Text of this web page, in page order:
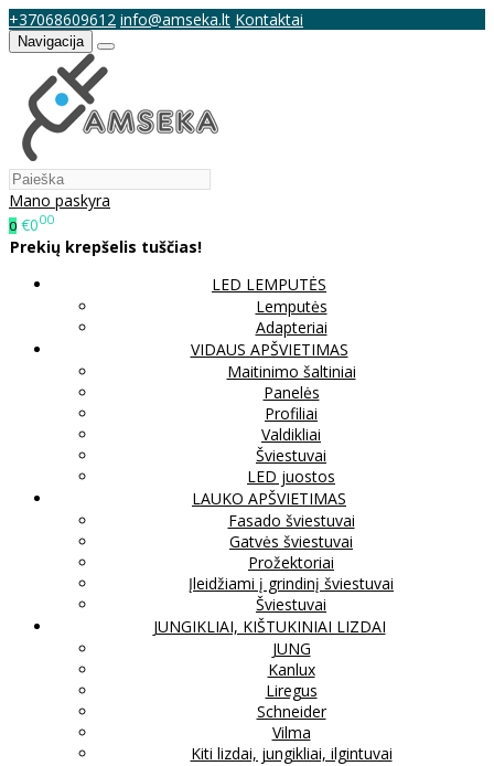
+37068609612 info@amseka.lt Kontaktai
Navigacija
Mano paskyra
0 €000
Prekių krepšelis tuščias!
LED LEMPUTĖS
Lemputės
Adapteriai
VIDAUS APŠVIETIMAS
Maitinimo šaltiniai
Panelės
Profiliai
Valdikliai
Šviestuvai
LED juostos
LAUKO APŠVIETIMAS
Fasado šviestuvai
Gatvės šviestuvai
Prožektoriai
Įleidžiami į grindinį šviestuvai
Šviestuvai
JUNGIKLIAI, KIŠTUKINIAI LIZDAI
JUNG
Kanlux
Liregus
Schneider
Vilma
Kiti lizdai, jungikliai, ilgintuvai